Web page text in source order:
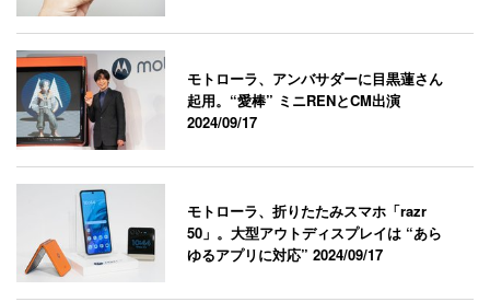
モトローラ、アンバサダーに目黒蓮さん
起用。“愛棒” ミニRENとCM出演
2024/09/17
モトローラ、折りたたみスマホ「razr
50」。大型アウトディスプレイは “あら
ゆるアプリに対応”2024/09/17